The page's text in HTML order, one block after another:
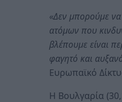
«Δεν μπορούμε
ατόμων που
βλέπουμε είναι
φαγητό και
Ευρωπαϊκό
Η Βουλγαρία